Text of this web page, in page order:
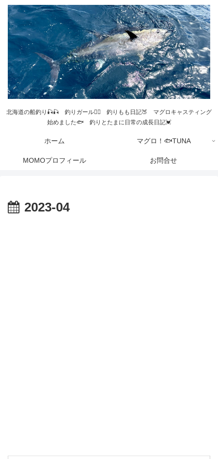
北海道の船釣り🎣🎣 釣りガール💁‍♀️ 釣りもも日記🍑 マグロキャスティング
始めました🐟 釣りとたまに日常の成長日記💓
ホーム マグロ！🐟TUNA
MOMOプロフィール お問合せ
2023-04